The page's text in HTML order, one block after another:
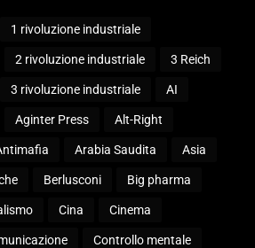
1 rivoluzione industriale
2 rivoluzione industriale 3 Reich
3 rivoluzione industriale AI
Aginter Press Alt-Right
Arabia Saudita Asia
Berlusconi Big pharma
Cina Cinema
Controllo mentale